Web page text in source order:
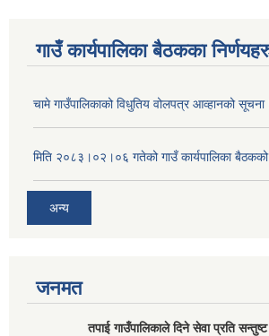
गाउँ कार्यपालिका बैठकका
चामे गाउँपालिकाको विधुतिय वोलपत्र आव्हानको सूचना
मिति २०८३।०२।०६ गतेको गाउँ कार्यपालिका बैठकको
अन्य
जनमत
तपाई गाउँपालिकाले दिने सेवा प्रति